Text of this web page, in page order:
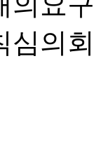
심의